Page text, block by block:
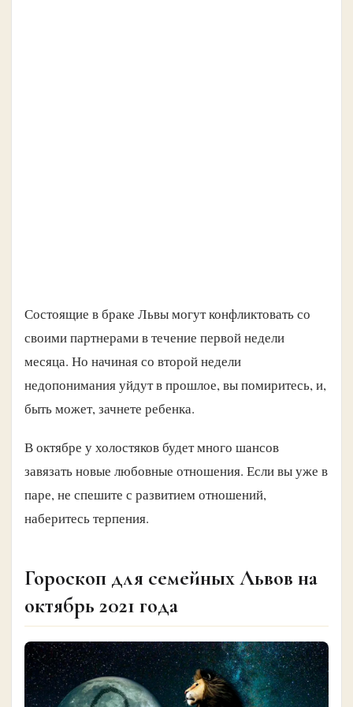
Состоящие в браке Львы могут конфликтовать со
своими партнерами в течение первой недели
месяца. Но начиная со второй недели
недопонимания уйдут в прошлое, вы помиритесь, и,
быть может, зачнете ребенка.
В октябре у холостяков будет много шансов
завязать новые любовные отношения. Если вы уже в
паре, не спешите с развитием отношений,
наберитесь терпения.
Гороскоп для семейных Львов на
октябрь 2021 года